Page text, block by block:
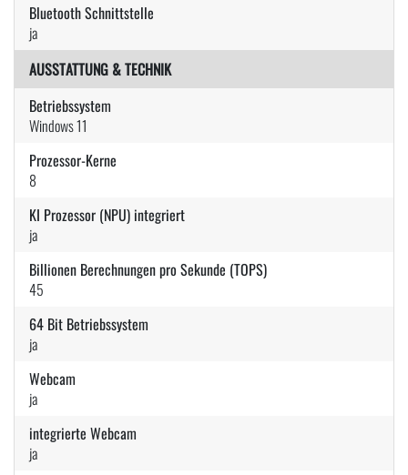
Bluetooth Schnittstelle
ja
AUSSTATTUNG & TECHNIK
Betriebssystem
Windows 11
Prozessor-Kerne
8
KI Prozessor (NPU) integriert
ja
Billionen Berechnungen pro Sekunde (TOPS)
45
64 Bit Betriebssystem
ja
Webcam
ja
integrierte Webcam
ja